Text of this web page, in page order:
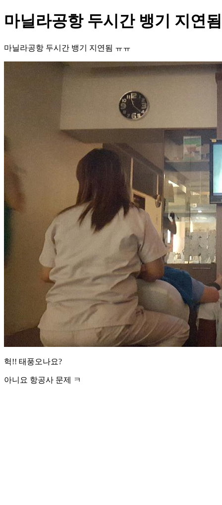
마닐라공항 두시간 뱅기 지연
마닐라공항 두시간 뱅기 지연됨 ㅠㅠ
헉!! 태풍오나요?
아니요 항공사 문제 ㅋ